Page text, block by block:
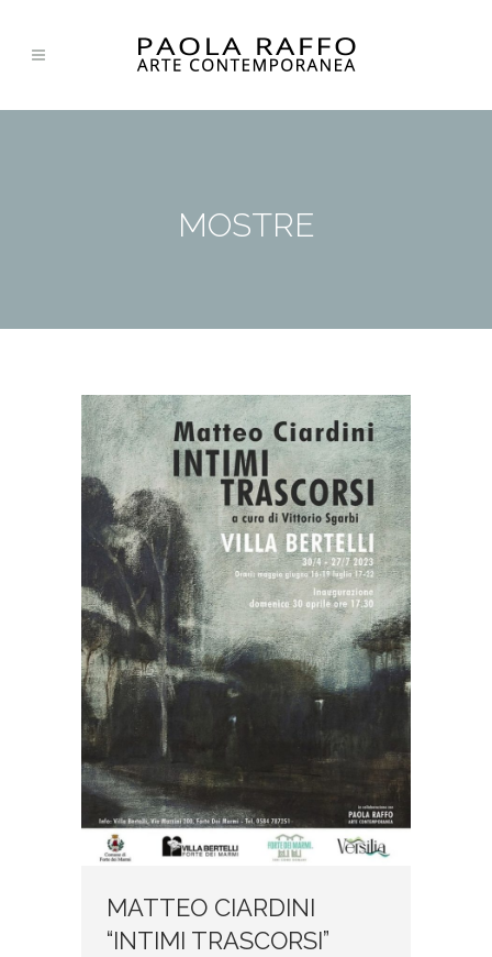
MOSTRE
MATTEO CIARDINI
“INTIMI TRASCORSI”